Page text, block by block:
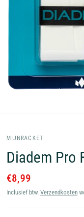
MIJNRACKET
Diadem Pro
€8,99
Inclusief btw. Verzendkosten